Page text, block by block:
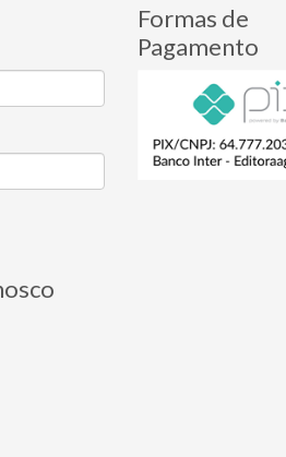
Formas de
Pagamento